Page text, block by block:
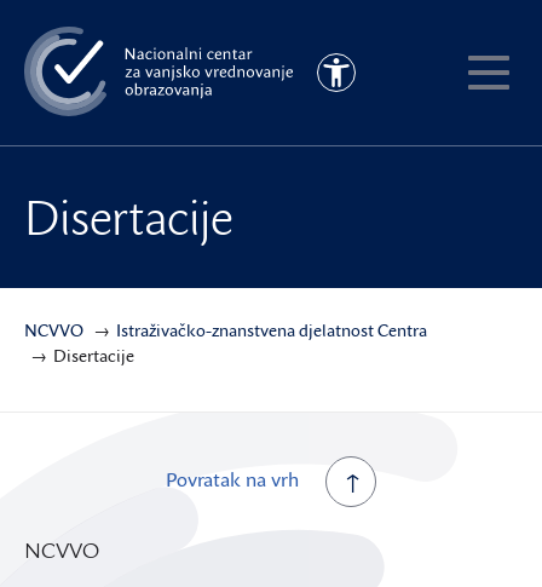
na
glavni
sadržaj
Pristupačnost
Disertacije
NCVVO
Istraživačko-znanstvena djelatnost Centra
Disertacije
Povratak na vrh
NCVVO